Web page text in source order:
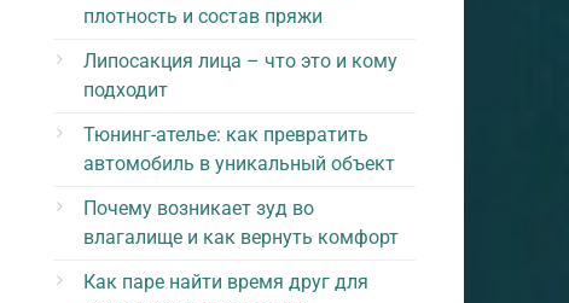
плотность и состав пряжи
Липосакция лица – что это и кому
подходит
Тюнинг-ателье: как превратить
автомобиль в уникальный объект
Почему возникает зуд во
влагалище и как вернуть комфорт
Как паре найти время друг для